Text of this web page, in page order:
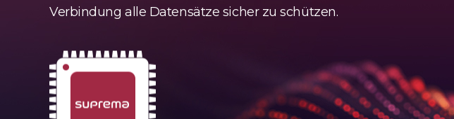
Verbindung alle Datensätze sicher zu schützen.